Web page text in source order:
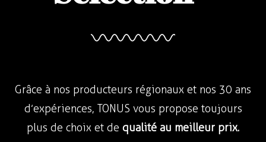
Grâce à nos producteurs régionaux et nos 30 ans
d’expériences, TONUS vous propose toujours
plus de choix et de qualité au meilleur prix.